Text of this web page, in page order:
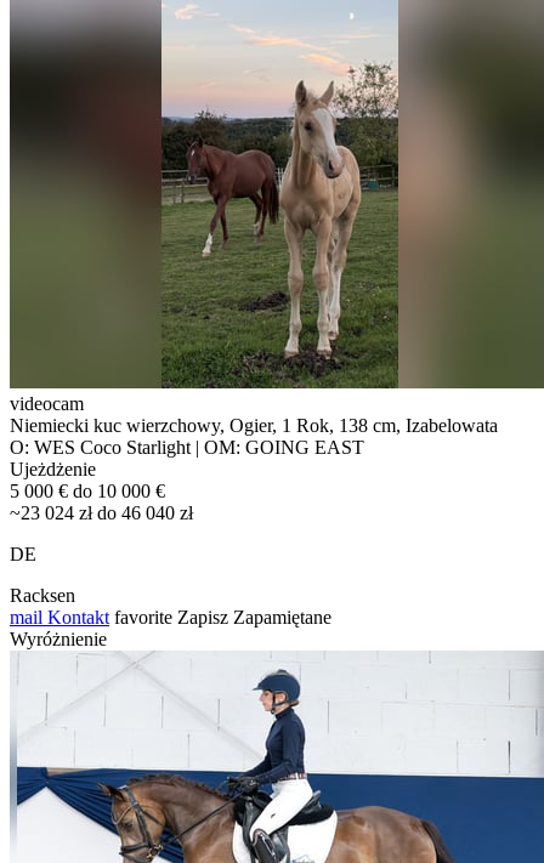
videocam
Niemiecki kuc wierzchowy, Ogier, 1 Rok, 138 cm, Izabelowata
O: WES Coco Starlight | OM: GOING EAST
Ujeżdżenie
5 000 € do 10 000 €
~23 024 zł do 46 040 zł
DE
Racksen
mail Kontakt favorite Zapisz Zapamiętane
Wyróżnienie